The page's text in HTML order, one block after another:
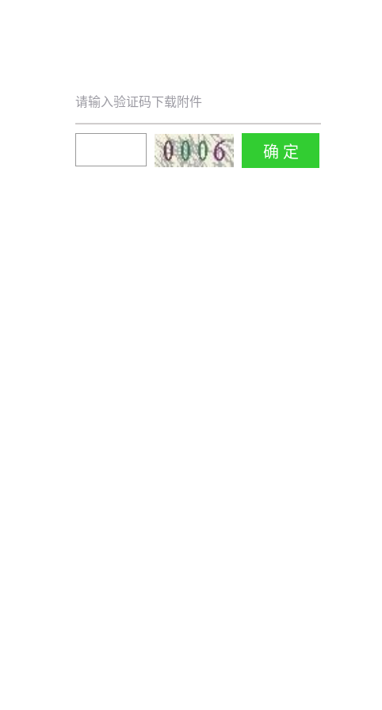
请输入验证码下载附件